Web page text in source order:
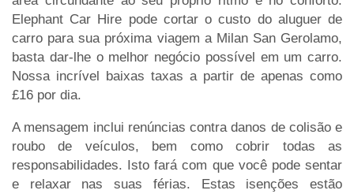
Elephant Car Hire pode cortar o custo do aluguer de
carro para sua próxima viagem a Milan San Gerolamo,
basta dar-lhe o melhor negócio possível em um carro.
Nossa incrível baixas taxas a partir de apenas como
£16 por dia.
A mensagem inclui renúncias contra danos de colisão e
roubo de veículos, bem como cobrir todas as
responsabilidades. Isto fará com que você pode sentar
e relaxar nas suas férias. Estas isenções estão